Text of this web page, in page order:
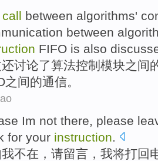
call between algorithms'
between
FIFO is also
还讨论了算法控制 模块之间
之间的通信。
Im not there please
for your instruction
我不在 ， 请留言 ， 我将打回